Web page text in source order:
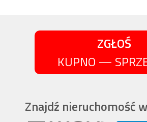
ZGŁOŚ
KUPNO —
Znajdź nieruchomość